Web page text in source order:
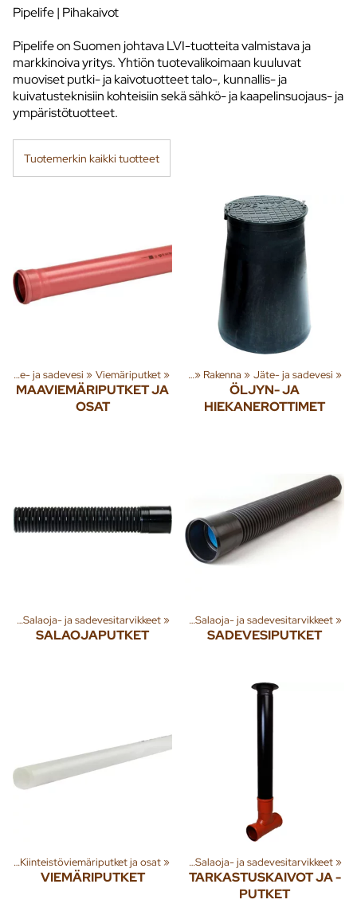
Pipelife | Pihakaivot
Pipelife on Suomen johtava LVI-tuotteita valmistava ja
markkinoiva yritys. Yhtiön tuotevalikoimaan kuuluvat
muoviset putki- ja kaivotuotteet talo-, kunnallis- ja
kuivatusteknisiin kohteisiin sekä sähkö- ja kaapelinsuojaus- ja
ympäristötuotteet.
Tuotemerkin kaikki tuotteet
Jäte- ja sadevesi ‪» Viemäriputket‪»
MAAVIEMÄRIPUTKET JA
OSAT
Tuoteryhmiä ja tuotteita‪» Rakenna ‪» Jäte- ja sadevesi ‪»
ÖLJYN- JA
HIEKANEROTTIMET
‪»Salaoja- ja sadevesitarvikkeet‪»
SALAOJAPUTKET
tuotteita ‪» Rakenna‪»Jäte- ja sadevesi ‪»Salaoja- ja sadevesitarvikkeet‪»
SADEVESIPUTKET
‪» Kiinteistöviemäriputket ja osat‪»
VIEMÄRIPUTKET
tuotteita‪»Rakenna‪»Jäte- ja sadevesi ‪»Salaoja- ja sadevesitarvikkeet‪»
TARKASTUSKAIVOT JA -
PUTKET